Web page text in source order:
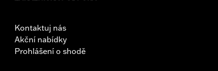
Kontaktuj nás
Akční nabídky
Prohlášení o shodě